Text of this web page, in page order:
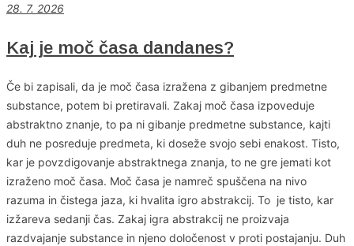
28. 7. 2026
Kaj je moč časa dandanes?
Če bi zapisali, da je moč časa izražena z gibanjem predmetne
substance, potem bi pretiravali. Zakaj moč časa izpoveduje
abstraktno znanje, to pa ni gibanje predmetne substance, kajti
duh ne posreduje predmeta, ki doseže svojo sebi enakost. Tisto,
kar je povzdigovanje abstraktnega znanja, to ne gre jemati kot
izraženo moč časa. Moč časa je namreč spuščena na nivo
razuma in čistega jaza, ki hvalita igro abstrakcij. To je tisto, kar
izžareva sedanji čas. Zakaj igra abstrakcij ne proizvaja
razdvajanje substance in njeno določenost v proti postajanju. Duh